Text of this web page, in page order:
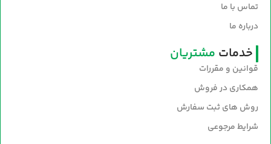
تماس با ما
درباره ما
خدمات مشتریان
قوانین و مقررات
همکاری در فروش
روش های ثبت سفارش
شرایط مرجوعی